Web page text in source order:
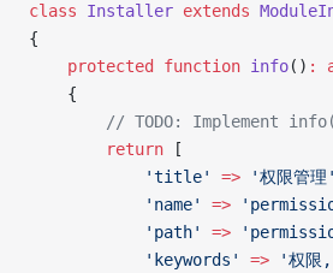
class Installer extends
{
    protected
function info() :
    {
// TODO: Implement
        return
[
            'title'
=> '权限管理'
            'name'
=>
            'path'
=>
            'keywords'
=> '权限